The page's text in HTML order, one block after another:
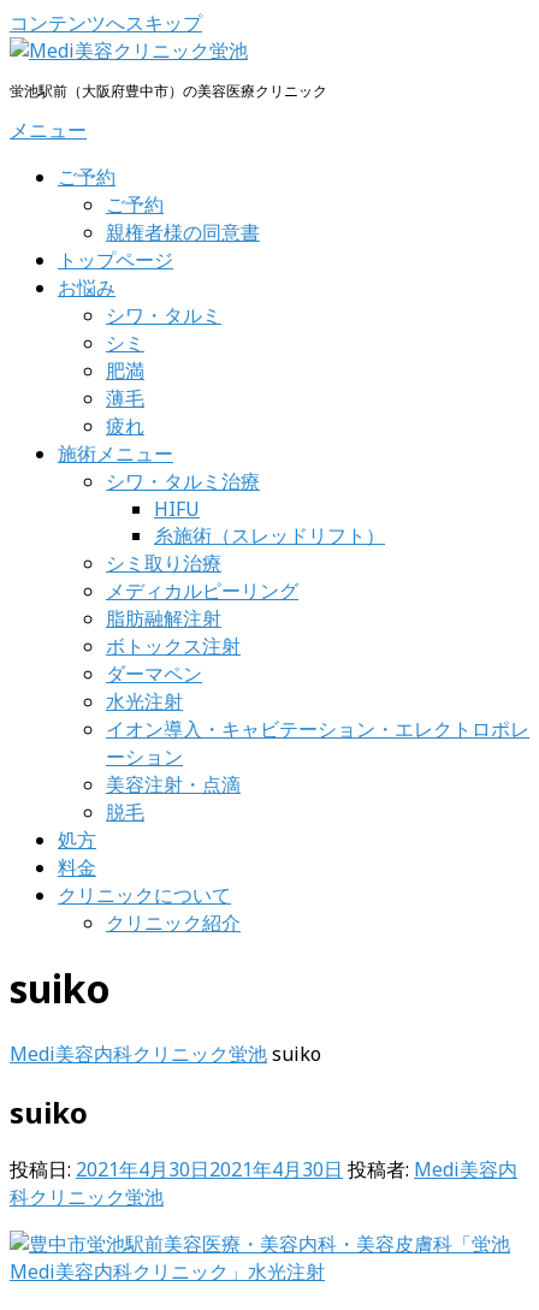
コンテンツへスキップ
蛍池駅前（大阪府豊中市）の美容医療クリニック
メニュー
ご予約
ご予約
親権者様の同意書
トップページ
お悩み
シワ・タルミ
シミ
肥満
薄毛
疲れ
施術メニュー
シワ・タルミ治療
HIFU
糸施術（スレッドリフト）
シミ取り治療
メディカルピーリング
脂肪融解注射
ボトックス注射
ダーマペン
水光注射
イオン導入・キャビテーション・エレクトロポレ
ーション
美容注射・点滴
脱毛
処方
料金
クリニックについて
クリニック紹介
suiko
Medi美容内科クリニック蛍池suiko
suiko
投稿日: 2021年4月30日2021年4月30日 投稿者: Medi美容内
科クリニック蛍池